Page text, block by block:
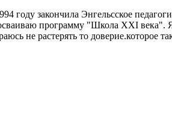
году закончила Энгельсское
программу "Школа XXI века".
не растерять то доверие.которое